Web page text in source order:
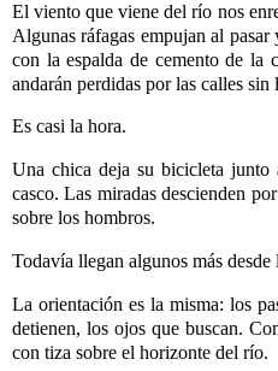
El viento que viene del río nos
Algunas ráfagas empujan al
con la espalda de cemento de la
andarán perdidas por las calles sin
Es casi la hora.
Una chica deja su bicicleta junto
casco. Las miradas descienden
sobre los hombros.
Todavía llegan algunos más
La orientación es la misma: los
detienen, los ojos que buscan.
con tiza sobre el horizonte del río.